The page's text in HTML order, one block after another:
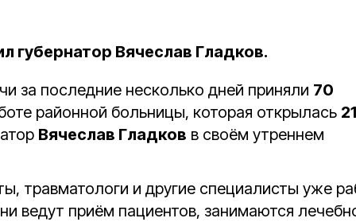
губернатор Вячеслав Гладков.
за последние несколько дней приняли 70
районной больницы, которая открылась
Вячеслав Гладков в своём утреннем
травматологи и другие специалисты уже
ведут приём пациентов, занимаются